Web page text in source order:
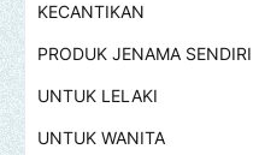
KECANTIKAN
PRODUK JENAMA SENDIRI
UNTUK LELAKI
UNTUK WANITA